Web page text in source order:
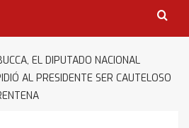
EL DIPUTADO NACIONAL
AL PRESIDENTE SER CAUTELOSO